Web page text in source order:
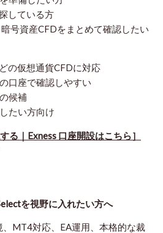
している方
号資産CFDをまとめて確認したい
の仮想通貨CFDに対応
口座で確認しやすい
候補
たい方向け
る｜Exness 口座開設はこちら］
を視野に入れたい方へ
MT4対応、EA運用、本格的な裁